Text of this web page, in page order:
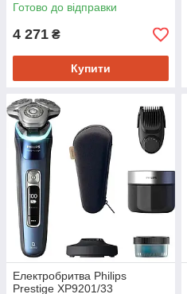
Готово до відправки
4 271 ₴
Купити
Електробритва Philips
Prestige XP9201/33